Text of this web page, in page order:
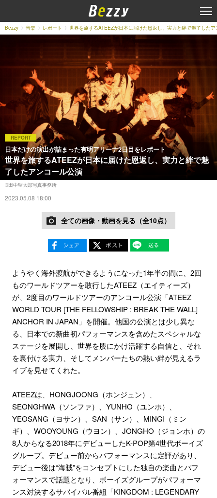
Bezzy 音楽 レポート 世界を旅するATEEZが日本に届けた恩返し、実力と絆で魅了した
REPORT
日本だけの演出が詰まった有明アリーナ2日目をレポート
世界を旅するATEEZが日本に届けた恩返し、実力と絆で魅
了したアンコール公演
©田中聖太郎写真事務所
2023.05.08 18:00
全ての画像・動画を見る（全10点）
ようやく海外渡航ができるようになった1年半の間に、2回
ものワールドツアーを敢行したATEEZ（エイティーズ）
が、2度目のワールドツアーのアンコール公演「ATEEZ
WORLD TOUR [THE FELLOWSHIP : BREAK THE WALL]
ANCHOR IN JAPAN」を開催。他国の公演とは少し異な
る、日本での新曲初パフォーマンスを含めたスペシャルな
ステージを展開し、世界を股にかけ活躍する自信と、それ
を裏付ける実力、そしてメンバーたちの熱い絆が見えるラ
イブを見せてくれた。
ATEEZは、HONGJOONG（ホンジュン）、
SEONGHWA（ソンファ）、YUNHO（ユンホ）、
YEOSANG（ヨサン）、SAN（サン）、MINGI（ミン
ギ）、WOOYOUNG（ウヨン）、JONGHO（ジョンホ）の
8人からなる2018年にデビューしたK-POP第4世代ボーイズ
グループ。デビュー前からパフォーマンスに定評があり、
デビュー後は“海賊”をコンセプトにした独自の楽曲とパフ
ォーマンスで話題となり、ボーイズグループがパフォーマ
ンス対決するサバイバル番組「KINGDOM : LEGENDARY